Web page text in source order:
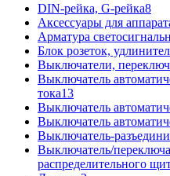
DIN-рейка, G-рейка8
Аксессуары для
Арматура
Блок розеток,
Выключатели,
Выключатель
тока13
Выключатель
Выключатель
Выключатель-
Выключатель/
распределительного